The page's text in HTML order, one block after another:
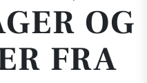
OG
FRA